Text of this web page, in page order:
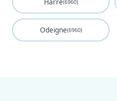
Harre(6960)
Odeigne(6960)